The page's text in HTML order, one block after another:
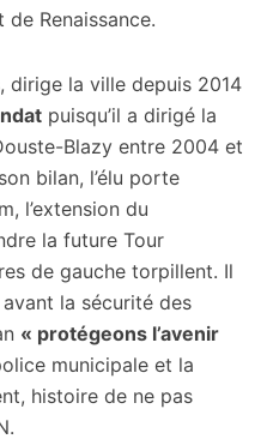
de Renaissance.
dirige la ville depuis 2014
puisqu’il a dirigé la
Blazy entre 2004 et
bilan, l’élu porte
l’extension du
la future Tour
de gauche torpillent. Il
la sécurité des
« protégeons l’avenir
municipale et la
histoire de ne pas